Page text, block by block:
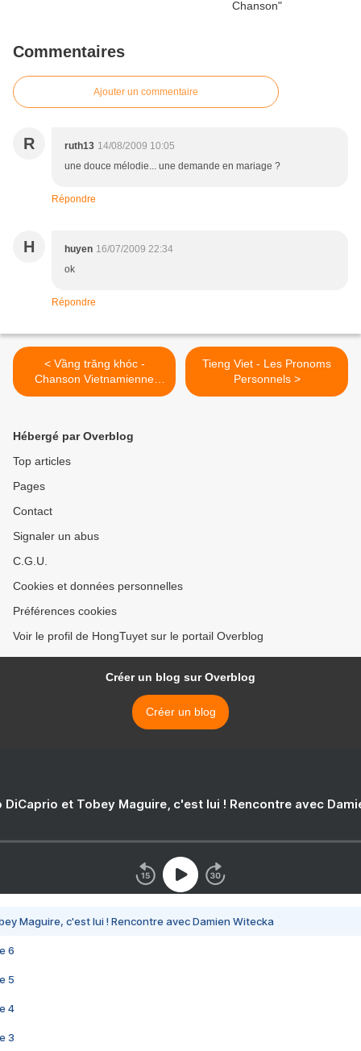
Commentaires
Ajouter un commentaire
R ruth13 14/08/2009 10:05
une douce mélodie... une demande en mariage ?
Répondre
H huyen 16/07/2009 22:34
ok
Répondre
< Vầng trăng khóc -
Chanson Vietnamienne
avec Traduction - Bài Việt
Tieng Viet - Les Pronoms
Personnels >
Hébergé par Overblog
Top articles
Pages
Contact
Signaler un abus
C.G.U.
Cookies et données personnelles
Préférences cookies
Voir le profil de HongTuyet sur le portail Overblog
Créer un blog sur Overblog
Créer un blog
DiCaprio et Tobey Maguire, c'est lui ! Rencontre avec
Maguire, c'est lui ! Rencontre avec Damien Witecka
6
5
4
3